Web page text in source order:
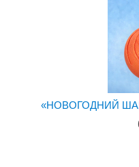
«НОВОГОДНИЙ ШАР